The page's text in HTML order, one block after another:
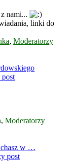
nami...
linki do
, Moderatorzy
, Moderatorzy
w …
post